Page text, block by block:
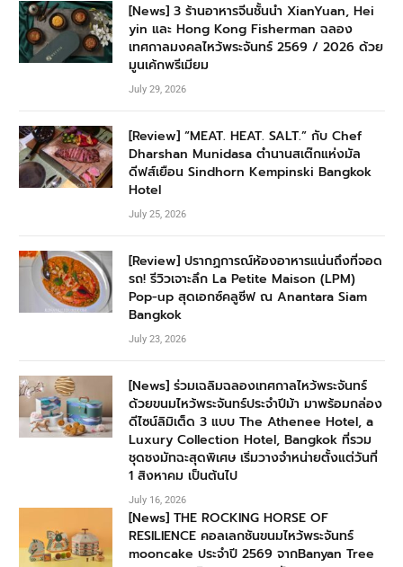
[News] 3 ร้านอาหารจีนชั้นนำ XianYuan, Hei
yin และ Hong Kong Fisherman ฉลอง
เทศกาลมงคลไหว้พระจันทร์ 2569 / 2026 ด้วย
มูนเค้กพรีเมียม
July 29, 2026
[Review] “MEAT. HEAT. SALT.” กับ Chef
Dharshan Munidasa ตำนานสเต๊กแห่งมัล
ดีฟส์เยือน Sindhorn Kempinski Bangkok
Hotel
July 25, 2026
[Review] ปรากฏการณ์ห้องอาหารแน่นถึงที่จอด
รถ! รีวิวเจาะลึก La Petite Maison (LPM)
Pop-up สุดเอกซ์คลูซีฟ ณ Anantara Siam
Bangkok
July 23, 2026
[News] ร่วมเฉลิมฉลองเทศกาลไหว้พระจันทร์
ด้วยขนมไหว้พระจันทร์ประจำปีม้า มาพร้อมกล่อง
ดีไซน์ลิมิเต็ด 3 แบบ The Athenee Hotel, a
Luxury Collection Hotel, Bangkok ที่รวม
ชุดชงมัทฉะสุดพิเศษ เริ่มวางจำหน่ายตั้งแต่วันที่
1 สิงหาคม เป็นต้นไป
July 16, 2026
[News] THE ROCKING HORSE OF
RESILIENCE คอลเลกชันขนมไหว้พระจันทร์
mooncake ประจำปี 2569 จากBanyan Tree